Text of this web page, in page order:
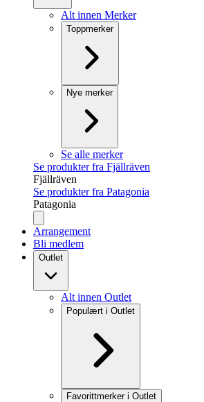
Alt innen Merker
Toppmerker
Nye merker
Se alle merker
Se produkter fra Fjällräven
Fjällräven
Se produkter fra Patagonia
Patagonia
Arrangement
Bli medlem
Outlet
Alt innen Outlet
Populært i Outlet
Favorittmerker i Outlet